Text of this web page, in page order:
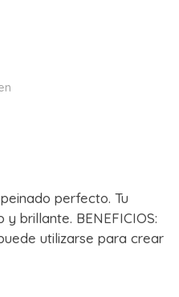
perfecto. Tu
brillante. BENEFICIOS:
utilizarse para crear